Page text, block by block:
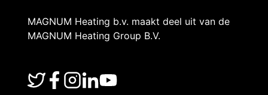
MAGNUM Heating b.v. maakt deel uit van de
MAGNUM Heating Group B.V.